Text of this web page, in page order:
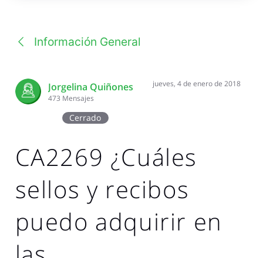
Información General
Jorgelina Quiñones
473 Mensajes
jueves, 4 de enero de 2018
Cerrado
CA2269 ¿Cuáles
sellos y recibos
puedo adquirir en